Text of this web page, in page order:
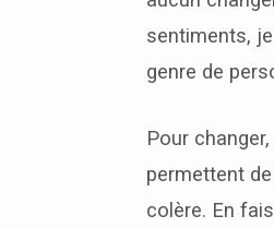
sentiments,
genre de
Pour
permettent
colère. En